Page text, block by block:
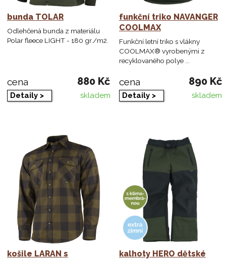
bunda TOLAR
Odlehčená bunda z materiálu
Polar fleece LIGHT - 180 gr./m2.
cena 880 Kč
Detaily > skladem
funkční triko NAVANGER
COOLMAX
Funkční letní triko s vlákny
COOLMAX® vyrobenými z
recyklovaného polye ...
cena 890 Kč
Detaily > skladem
košile LARAN s
kalhoty HERO dětské